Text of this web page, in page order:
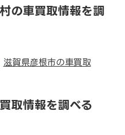
の車買取情報を調
滋賀県彦根市の車買取
取情報を調べる